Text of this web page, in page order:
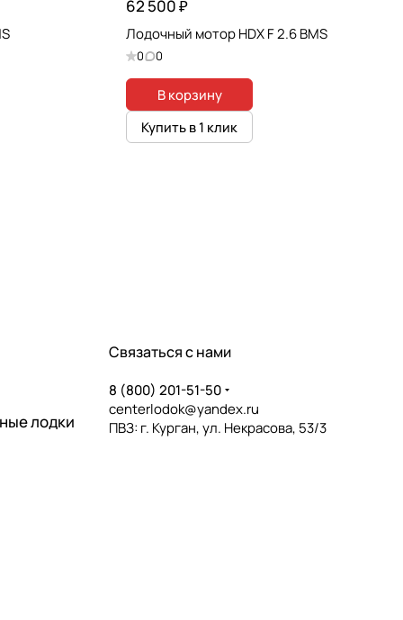
62 500 ₽
Лодочный мотор HDX F 2.6 BMS
0 0
В корзину
Купить в 1 клик
лодки
Связаться с нами
8 (800) 201-51-50
centerlodok@yandex.ru
ПВЗ: г. Курган, ул. Некрасова, 53/3